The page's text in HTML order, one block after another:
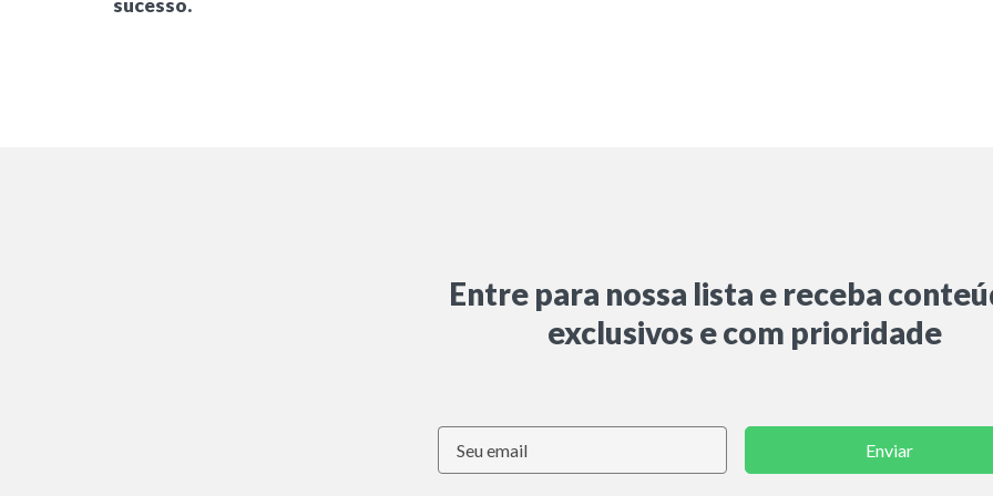
sucesso.
Entre para nossa lista e receba
exclusivos e com prioridade
Enviar